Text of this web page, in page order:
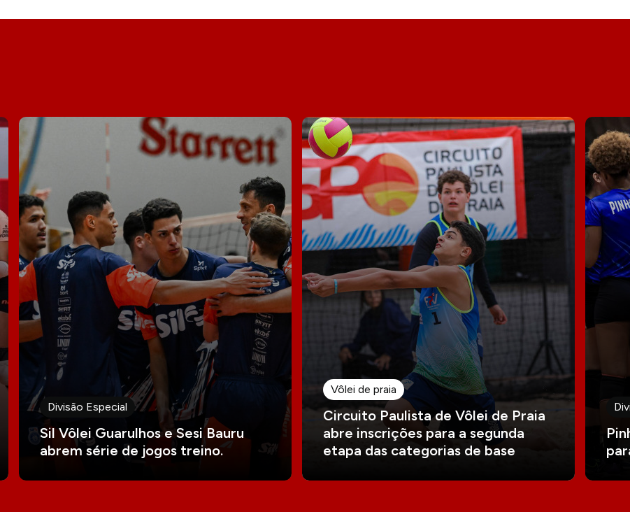
Divisão Especial
Sil Vôlei Guarulhos e Sesi Bauru
abrem série de jogos treino.
Vôlei de praia
Circuito Paulista de Vôlei de Praia
abre inscrições para a segunda
etapa das categorias de base